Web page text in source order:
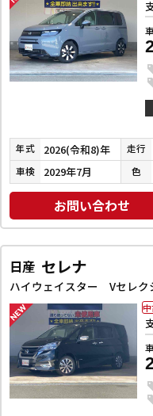
年式 2026(令和8)年 走行
車検 2029年7月 色
お問い合わせ
日産 セレナ